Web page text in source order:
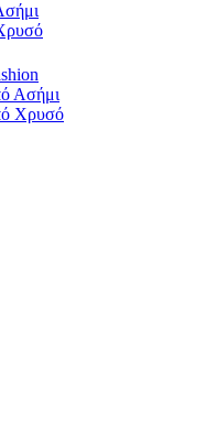
Ασήμι
Χρυσό